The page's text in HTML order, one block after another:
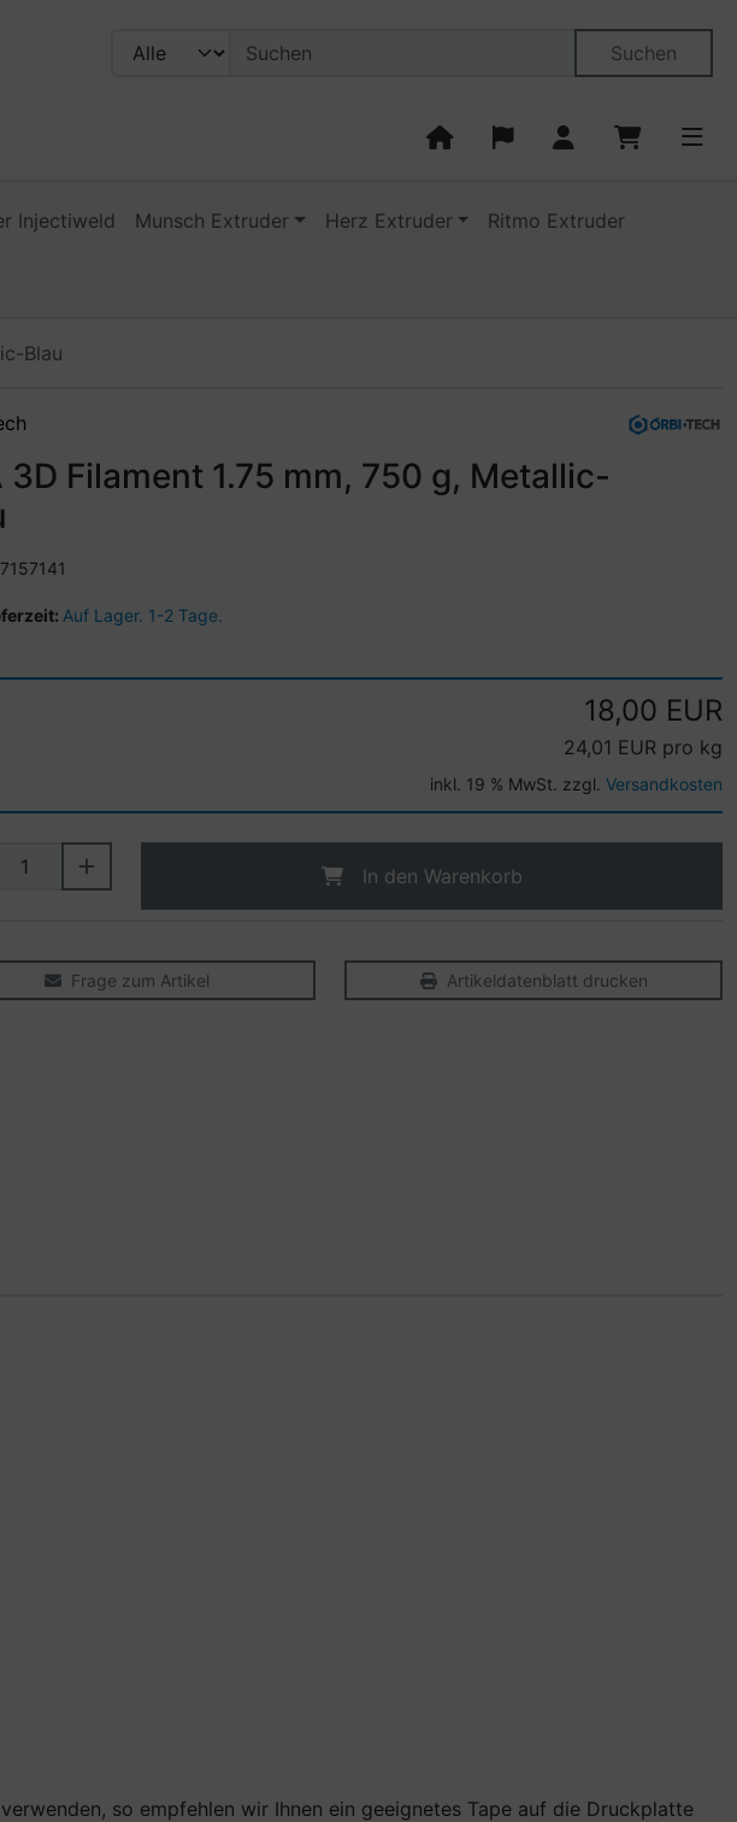
Springe zu den allgemeinen Informationen
Suchen
Injectiweld Munsch Extruder Herz Extruder Ritmo Extruder
Blau
3D Filament 1.75 mm, 750 g, Metallic-
7157141
Auf Lager. 1-2 Tage.
den Bildern zu navigieren. Zum Vergrößern klicken Sie auf das Bild.
18,00 EUR
24,01 EUR pro kg
inkl. 19 % MwSt. zzgl. Versandkosten
In den Warenkorb
Frage zum Artikel Artikeldatenblatt drucken
so empfehlen wir Ihnen ein geeignetes Tape auf die Druckplatte